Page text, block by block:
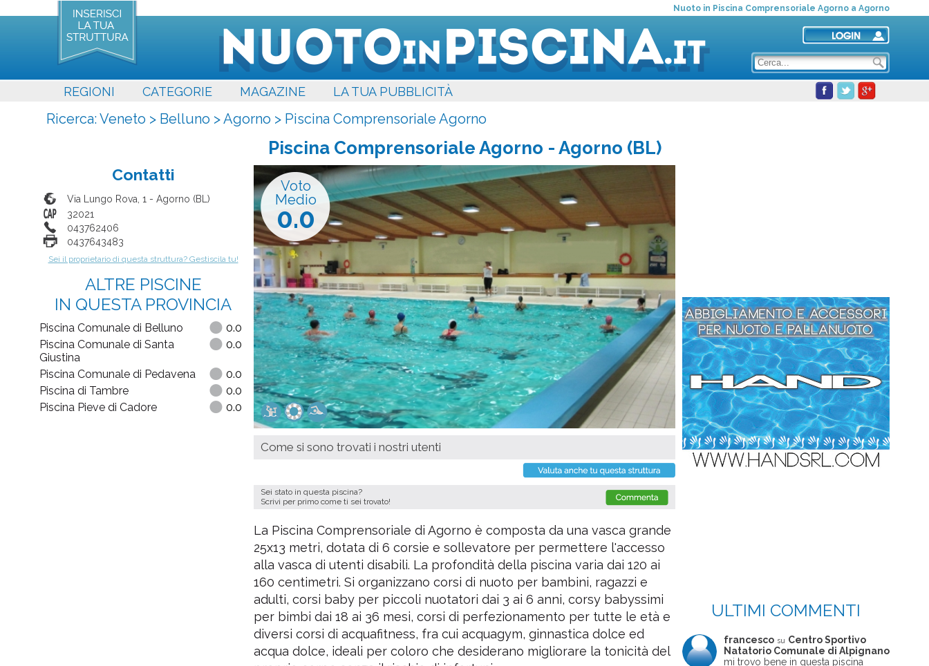
Nuoto in Piscina Comprensoriale Agorno a Agorno
REGIONI CATEGORIE MAGAZINE LA TUA PUBBLICITÀ
Ricerca:Veneto > Belluno >Agorno > Piscina Comprensoriale Agorno
Piscina Comprensoriale Agorno - Agorno (BL)
Voto
Medio
0.0
Come si sono trovati i nostri utenti
Sei stato in questa piscina?
Scrivi per primo come ti sei trovato!
La Piscina Comprensoriale di Agorno è composta da una vasca grande
25x13 metri, dotata di 6 corsie e sollevatore per permettere l'accesso
alla vasca di utenti disabili. La profondità della piscina varia dai 120 ai
160 centimetri. Si organizzano corsi di nuoto per bambini, ragazzi e
adulti, corsi baby per piccoli nuotatori dai 3 ai 6 anni, corsy babyssimi
per bimbi dai 18 ai 36 mesi, corsi di perfezionamento per tutte le età e
diversi corsi di acquafitness, fra cui acquagym, ginnastica dolce ed
acqua dolce, ideali per coloro che desiderano migliorare la tonicità del
Contatti
Via Lungo Rova, 1 - Agorno (BL )
32021
043762406
0437643483
Sei il proprietario di questa struttura? Gestiscila tu!
ALTRE PISCINE
IN QUESTA PROVINCIA
Piscina Comunale di Belluno
0.0
Piscina Comunale di Santa
Giustina
0.0
Piscina Comunale di Pedavena
0.0
Piscina di Tambre
0.0
Piscina Pieve di Cadore
0.0
ULTIMI COMMENTI
francesco su Centro Sportivo
Natatorio Comunale di Alpignano
mi trovo bene in questa piscina